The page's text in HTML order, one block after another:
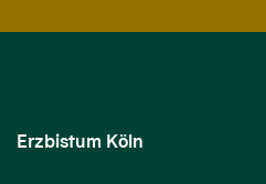
Erzbistum Köln